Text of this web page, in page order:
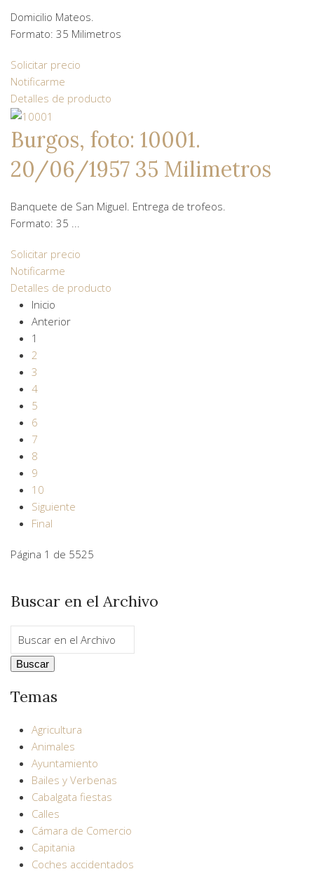
Domicilio Mateos.
Formato: 35 Milimetros
Solicitar precio
Notificarme
Detalles de producto
Burgos, foto: 10001.
20/06/1957 35 Milimetros
Banquete de San Miguel. Entrega de trofeos.
Formato: 35 ...
Solicitar precio
Notificarme
Detalles de producto
Inicio
Anterior
1
2
3
4
5
6
7
8
9
10
Siguiente
Final
Página 1 de 5525
Buscar en el Archivo
Temas
Agricultura
Animales
Ayuntamiento
Bailes y Verbenas
Cabalgata fiestas
Calles
Cámara de Comercio
Capitania
Coches accidentados